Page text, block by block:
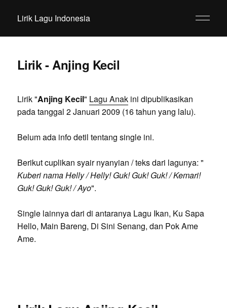
Lirik Lagu Indonesia
Lirik - Anjing Kecil
Lirik "Anjing Kecil" Lagu Anakini dipublikasikan
pada tanggal 2 Januari 2009 (16 tahun yang lalu).
Belum ada info detil tentang single ini.
Berikut cuplikan syair nyanyian / teks dari lagunya: "
Kuberi nama Helly / Helly! Guk! Guk! Guk! / Kemari!
Guk! Guk! Guk! / Ayo".
Single lainnya dari di antaranya Lagu Ikan, Ku Sapa
Hello, Main Bareng, Di Sini Senang, dan Pok Ame
Ame.